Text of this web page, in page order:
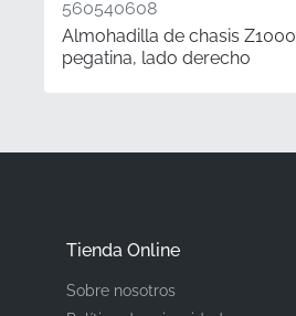
560540608
Almohadilla de chasis Z1000
pegatina, lado derecho
Tienda Online
Sobre nosotros